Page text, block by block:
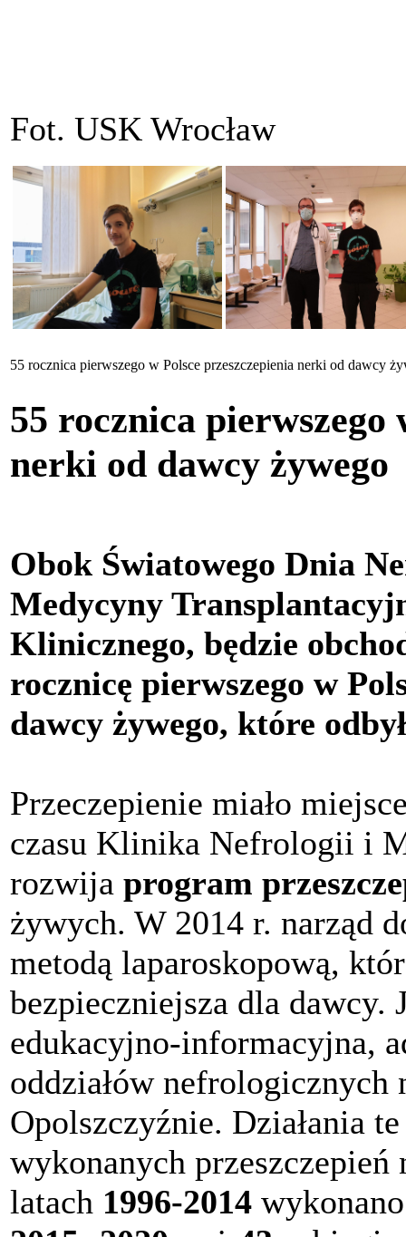
Fot. USK Wrocław
55 rocznica pierwszego w Polsce przeszczepienia nerki od dawcy
55 rocznica pierwszego
nerki od dawcy żywego
Obok Światowego Dnia
Medycyny
Klinicznego, będzie
rocznicę pierwszego w
dawcy żywego, które
Przeczepienie miało
czasu Klinika Nefrologii i
rozwija program
żywych. W 2014 r. narząd
metodą laparoskopową,
bezpieczniejsza dla dawcy.
edukacyjno-informacyjna,
oddziałów
Opolszczyźnie. Działania
wykonanych
latach 1996-2014